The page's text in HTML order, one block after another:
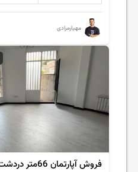
مهیارمرادی
فروش آپارتمان 66متر دردشت فول بازسازی